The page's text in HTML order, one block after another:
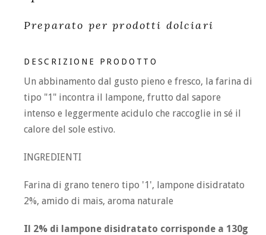
Preparato per prodotti dolciari
DESCRIZIONE PRODOTTO
Un abbinamento dal gusto pieno e fresco, la farina di
tipo "1" incontra il lampone, frutto dal sapore
intenso e leggermente acidulo che raccoglie in sé il
calore del sole estivo.
INGREDIENTI
Farina di grano tenero tipo '1', lampone disidratato
2%, amido di mais, aroma naturale
Il 2% di lampone disidratato corrisponde a 130g